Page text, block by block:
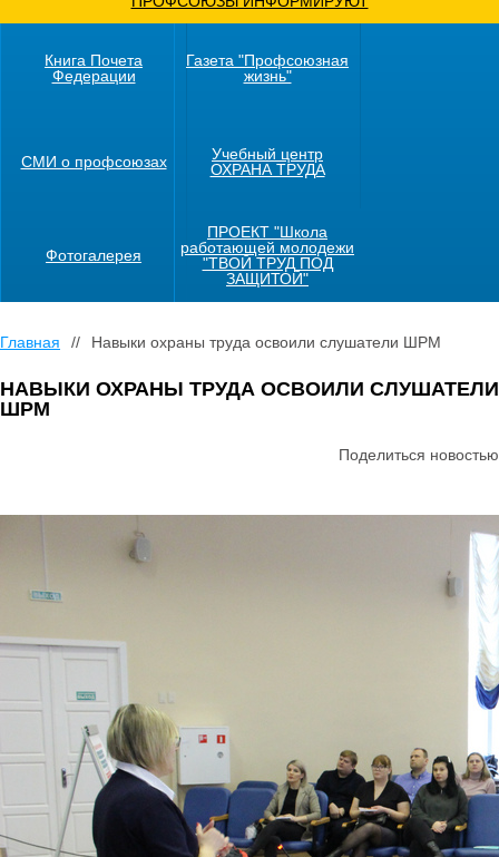
Книга Почета
Федерации
Газета "Профсоюзная
жизнь"
СМИ о профсоюзах
Учебный центр
ОХРАНА ТРУДА
Фотогалерея
ПРОЕКТ "Школа
работающей молодежи
"ТВОЙ ТРУД ПОД
ЗАЩИТОЙ"
Главная // Навыки охраны труда освоили слушатели ШРМ
НАВЫКИ ОХРАНЫ ТРУДА ОСВОИЛИ СЛУШАТЕЛИ
ШРМ
Поделиться новостью